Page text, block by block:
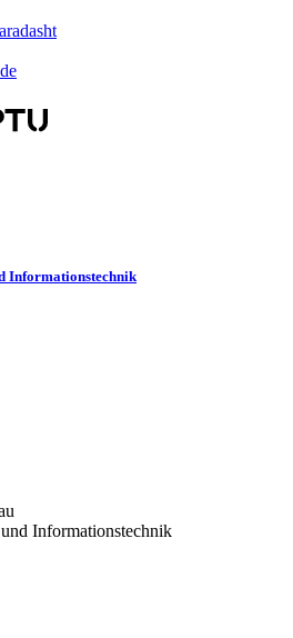
Informationstechnik
Informationstechnik